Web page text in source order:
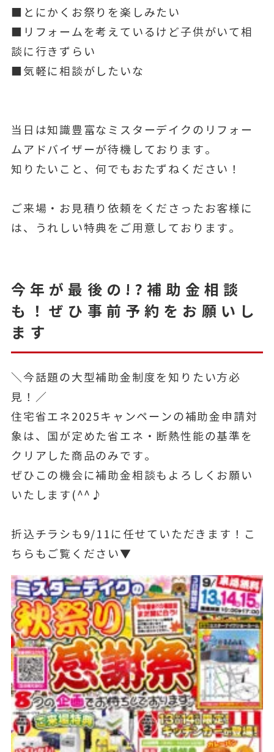
■とにかくお祭りを楽しみたい
■リフォームを考えているけど子供がいて相
談に行きずらい
■気軽に相談がしたいな
当日は知識豊富なミスターデイクのリフォー
ムアドバイザーが待機しております。
知りたいこと、何でもおたずねください！
ご来場・お見積り依頼をくださったお客様に
は、うれしい特典をご用意しております。
今年が最後の!?補助金相談
も！ぜひ事前予約をお願いし
ます
＼今話題の大型補助金制度を知りたい方必
見！／
住宅省エネ2025キャンペーンの補助金申請対
象は、国が定めた省エネ・断熱性能の基準を
クリアした商品のみです。
ぜひこの機会に補助金相談もよろしくお願い
いたします(^^♪
折込チラシも9/11に任せていただきます！こ
ちらもご覧ください▼